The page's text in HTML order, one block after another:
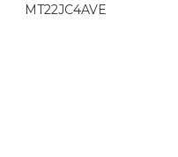
MT22JC4AVE